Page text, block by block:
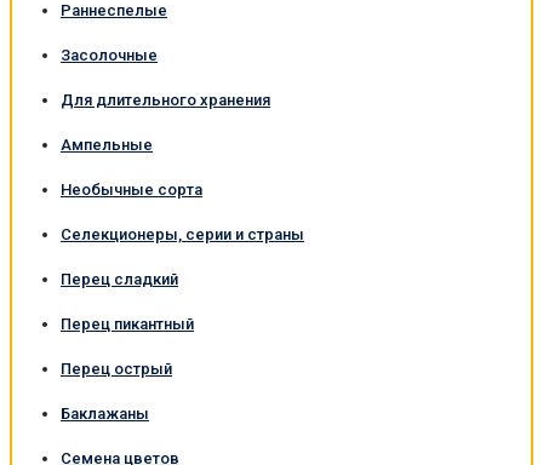
Раннеспелые
Засолочные
Для длительного хранения
Ампельные
Необычные сорта
Селекционеры, серии и страны
Перец сладкий
Перец пикантный
Перец острый
Баклажаны
Семена цветов